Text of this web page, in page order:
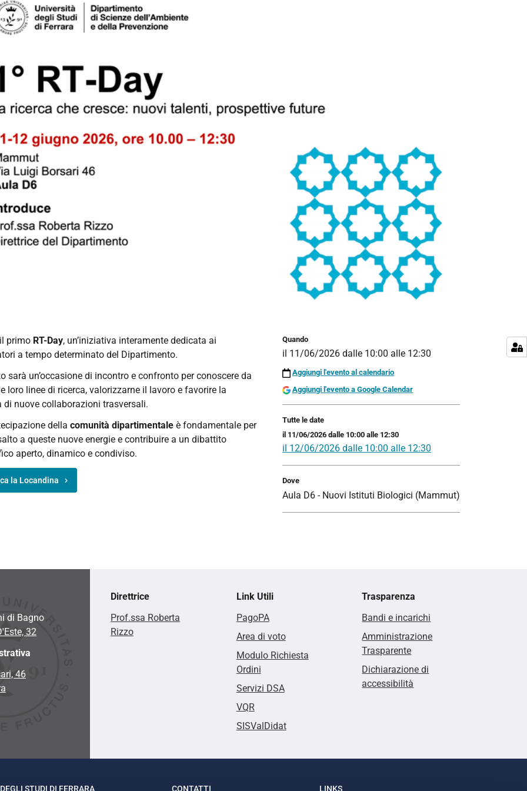
it/iniziative/2026/11-
Quando
il 11/06/2026 dalle 10:00 alle 12:30
Aggiungi l'evento al calendario
Aggiungi l'evento a Google Calendar
Tutte le date
il 11/06/2026 dalle 10:00 alle 12:30
il 12/06/2026 dalle 10:00 alle 12:30
Dove
Aula D6 - Nuovi Istituti Biologici (Mammut)
primo RT-Day, un’iniziativa interamente dedicata ai
a tempo determinato del Dipartimento.
sarà un’occasione di incontro e confronto per conoscere da
loro linee di ricerca, valorizzarne il lavoro e favorire la
di nuove collaborazioni trasversali.
della comunità dipartimentale è fondamentale per
a queste nuove energie e contribuire a un dibattito
aperto, dinamico e condiviso.
la Locandina
di Bagno
32
46
Direttrice
Prof.ssa Roberta
Rizzo
Link Utili
PagoPA
Area di voto
Modulo Richiesta
Ordini
Servizi DSA
VQR
SISValDidat
Trasparenza
Bandi e incarichi
Amministrazione
Trasparente
Dichiarazione di
accessibilità
STUDI DI FERRARA CONTATTI LINKS